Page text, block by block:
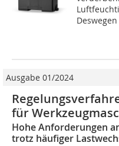
Ausgabe 01/2024
für
Hohe Anforderungen
trotz häufiger